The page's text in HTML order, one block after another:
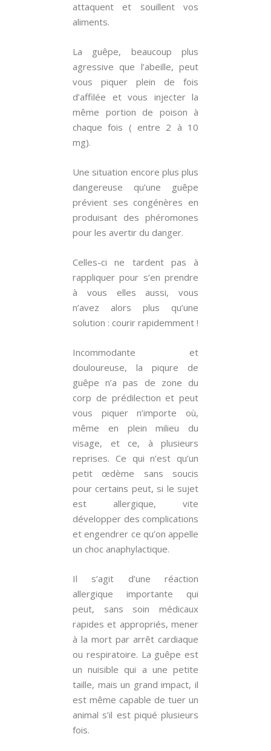
attaquent et souillent vos
aliments.
La guêpe, beaucoup plus
agressive que l’abeille, peut
vous piquer plein de fois
d’affilée et vous injecter la
même portion de poison à
chaque fois ( entre 2 à 10
mg).
Une situation encore plus plus
dangereuse qu’une guêpe
prévient ses congénères en
produisant des phéromones
pour les avertir du danger.
Celles-ci ne tardent pas à
rappliquer pour s’en prendre
à vous elles aussi, vous
n’avez alors plus qu’une
solution : courir rapidemment !
Incommodante et
douloureuse, la piqure de
guêpe n’a pas de zone du
corp de prédilection et peut
vous piquer n’importe où,
même en plein milieu du
visage, et ce, à plusieurs
reprises. Ce qui n’est qu’un
petit œdème sans soucis
pour certains peut, si le sujet
est allergique, vite
développer des complications
et engendrer ce qu’on appelle
un choc anaphylactique.
Il s’agit d’une réaction
allergique importante qui
peut, sans soin médicaux
rapides et appropriés, mener
à la mort par arrêt cardiaque
ou respiratoire. La guêpe est
un nuisible qui a une petite
taille, mais un grand impact, il
est même capable de tuer un
animal s’il est piqué plusieurs
fois.